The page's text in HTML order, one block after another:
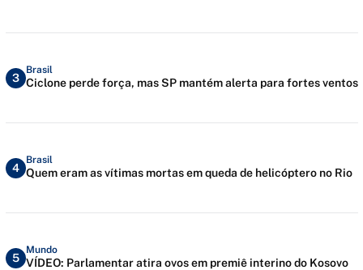
3
Brasil
Ciclone perde força, mas SP mantém alerta para fortes ventos
4
Brasil
Quem eram as vítimas mortas em queda de helicóptero no Rio
5
Mundo
VÍDEO: Parlamentar atira ovos em premiê interino do Kosovo